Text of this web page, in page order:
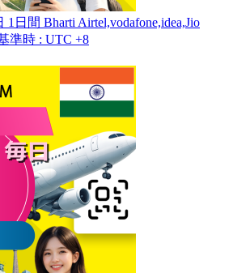
日間 Bharti Airtel,vodafone,idea,Jio
準時 : UTC +8